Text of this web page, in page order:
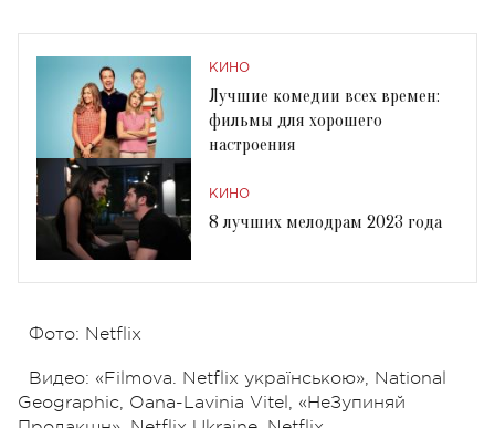
КИНО
Лучшие комедии всех времен:
фильмы для хорошего
настроения
КИНО
8 лучших мелодрам 2023 года
Фото: Netflix
Видео: «Filmova. Netflix українською», National
Geographic, Oana-Lavinia Vitel, «НеЗупиняй